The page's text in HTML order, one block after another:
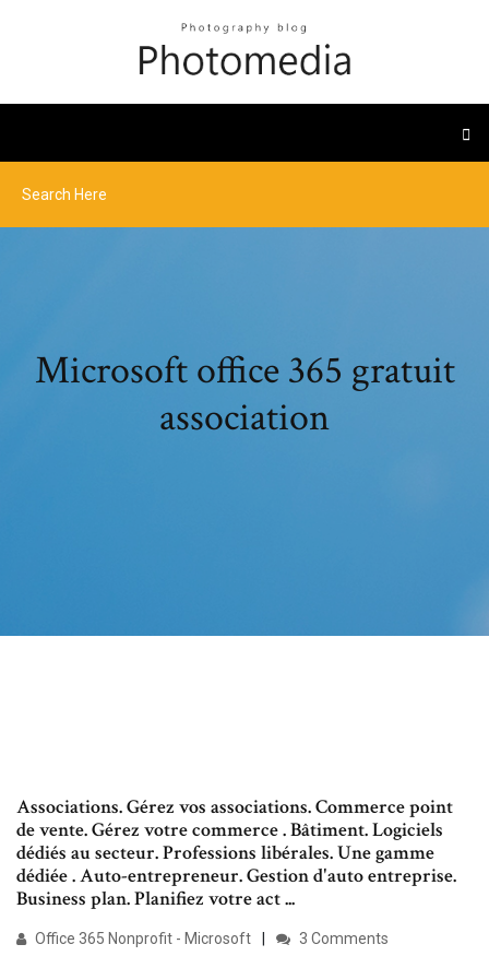
Microsoft office 365 gratuit
association
Associations. Gérez vos associations. Commerce point
de vente. Gérez votre commerce . Bâtiment. Logiciels
dédiés au secteur. Professions libérales. Une gamme
dédiée . Auto-entrepreneur. Gestion d'auto entreprise.
Business plan. Planifiez votre act ...
Office 365 Nonprofit - Microsoft 3 Comments